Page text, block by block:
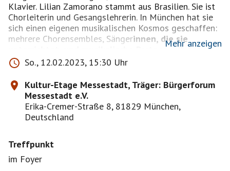
Klavier. Lilian Zamorano stammt aus Brasilien. Sie ist
Chorleiterin und Gesangslehrerin. In München hat sie
sich einen eigenen musikalischen Kosmos geschaffen:
mehrere Chorensembles, Sängerinnen, die sie
unterrichtet, und musikalische Partner, mit denen
sie immer wieder zusammenarbeitet. Dieser
musikalische Nachmittag zeigt die Vielfalt ihres
Schaffens. Mit Cantares, dem brasilianischen Chor
in München, stellt sie Lieder der MPB Música
Popular Brasileira vor. Der Dienstagschor singt,
begleitet vom bekannten Jazz-Pianisten Josef
Kosmos) die „Body Percussion“, das Trommeln auf
dem eigenen Körper, zum Einsatz. Darbietungen
einzelner ihrer Gesangsschüler
Mehr anzeigen
So., 12.02.2023, 15:30 Uhr
Kultur-Etage Messestadt, Träger: Bürgerforum
Messestadt e.V.
Erika-Cremer-Straße 8, 81829 München,
Deutschland
Treffpunkt
im Foyer